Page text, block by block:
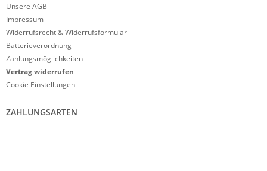
Unsere AGB
Impressum
Widerrufsrecht & Widerrufsformular
Batterieverordnung
Zahlungsmöglichkeiten
Vertrag widerrufen
Cookie Einstellungen
ZAHLUNGSARTEN